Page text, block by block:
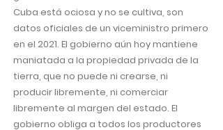
Cuba está ociosa y no se cultiva, son
datos oficiales de un viceministro primero
en el 2021. El gobierno aún hoy mantiene
maniatada a la propiedad privada de la
tierra, que no puede ni crearse, ni
producir libremente, ni comerciar
libremente al margen del estado. El
gobierno obliga a todos los productores